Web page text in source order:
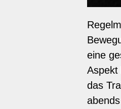
eine
Aspekt
das